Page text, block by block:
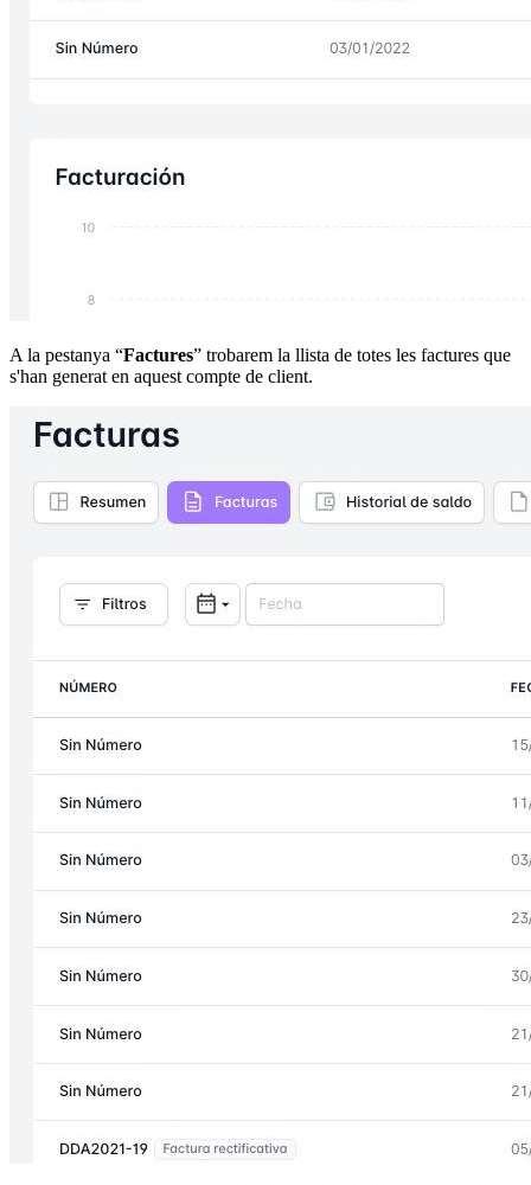
A la pestanya “Factures” trobarem la llista de totes les factures que
s'han generat en aquest compte de client.